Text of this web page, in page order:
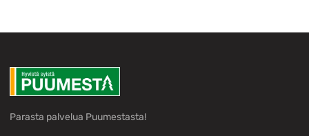
Parasta palvelua Puumestasta!